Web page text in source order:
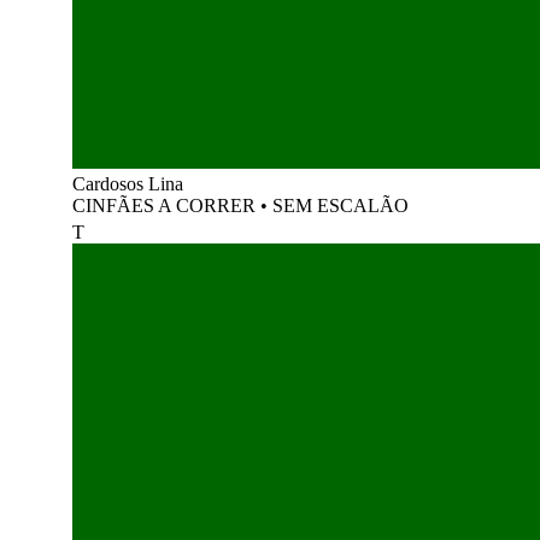
Cardosos Lina
CINFÃES A CORRER • SEM ESCALÃO
T